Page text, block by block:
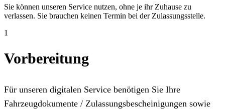
Sie können unseren Service nutzen, ohne je ihr Zuhause zu
verlassen. Sie brauchen keinen Termin bei der Zulassungsstelle.
1
Vorbereitung
Für unseren digitalen Service benötigen Sie Ihre
Fahrzeugdokumente / Zulassungsbescheinigungen sowie